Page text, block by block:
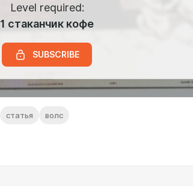
Level required:
1 стаканчик кофе
SUBSCRIBE
статья волс